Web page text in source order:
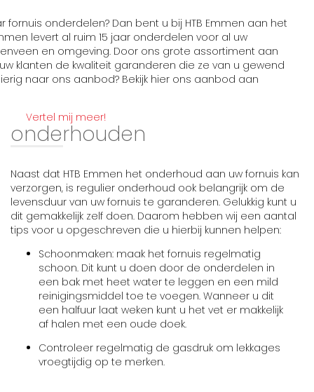
fornuis onderdelen? Dan bent u bij HTB Emmen aan het
levert al ruim 15 jaar onderdelen voor al uw
en omgeving. Door ons grote assortiment aan
klanten de kwaliteit garanderen die ze van u gewend
naar ons aanbod? Bekijk hier ons aanbod aan
Vertel mij meer!
onderhouden
Naast dat HTB Emmen het onderhoud aan uw fornuis kan
verzorgen, is regulier onderhoud ook belangrijk om de
levensduur van uw fornuis te garanderen. Gelukkig kunt u
dit gemakkelijk zelf doen. Daarom hebben wij een aantal
tips voor u opgeschreven die u hierbij kunnen helpen:
Schoonmaken: maak het fornuis regelmatig
schoon. Dit kunt u doen door de onderdelen in
een bak met heet water te leggen en een mild
reinigingsmiddel toe te voegen. Wanneer u dit
een halfuur laat weken kunt u het vet er makkelijk
af halen met een oude doek.
Controleer regelmatig de gasdruk om lekkages
vroegtijdig op te merken.